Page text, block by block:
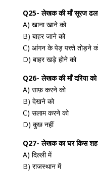
Q25- लेखक की माँ सूरज
A) खाना खाने को
B) बाहर जाने को
C) आंगन के पेड़ पत्त्ते तोड़ने
D) बाहर खड़े होने को
Q26- लेखक की माँ दरिया
A) साफ़ करने को
B) देखने को
C) सलाम करने को
D) कुछ नहीं
Q27- लेखक का घर किस
A) दिल्ली में
B) राजस्थान में